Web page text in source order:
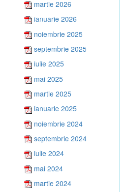
martie 2026
ianuarie 2026
noiembrie 2025
septembrie 2025
iulie 2025
mai 2025
martie 2025
ianuarie 2025
noiembrie 2024
septembrie 2024
iulie 2024
mai 2024
martie 2024